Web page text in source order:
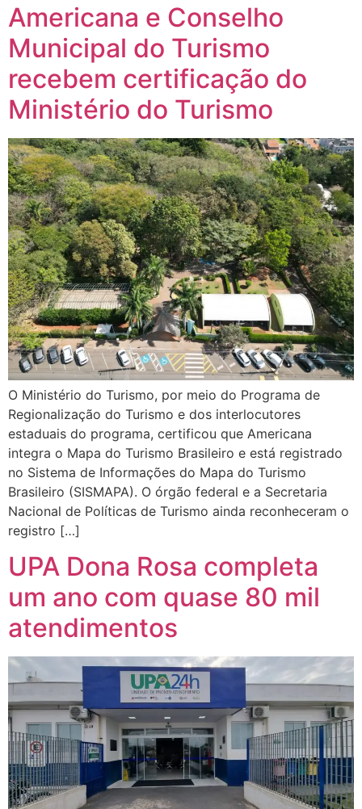
Americana e Conselho
Municipal do Turismo
recebem certificação do
Ministério do Turismo
O Ministério do Turismo, por meio do Programa de
Regionalização do Turismo e dos interlocutores
estaduais do programa, certificou que Americana
integra o Mapa do Turismo Brasileiro e está registrado
no Sistema de Informações do Mapa do Turismo
Brasileiro (SISMAPA). O órgão federal e a Secretaria
Nacional de Políticas de Turismo ainda reconheceram o
registro […]
UPA Dona Rosa completa
um ano com quase 80 mil
atendimentos